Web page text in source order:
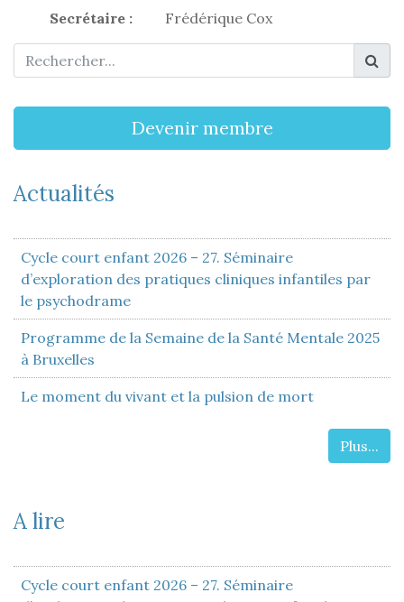
Secrétaire : Frédérique Cox
Devenir membre
Actualités
Cycle court enfant 2026 – 27. Séminaire
d’exploration des pratiques cliniques infantiles par
le psychodrame
Programme de la Semaine de la Santé Mentale 2025
à Bruxelles
Le moment du vivant et la pulsion de mort
Plus...
A lire
Cycle court enfant 2026 – 27. Séminaire